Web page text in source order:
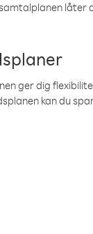
låter
ger dig
kan du